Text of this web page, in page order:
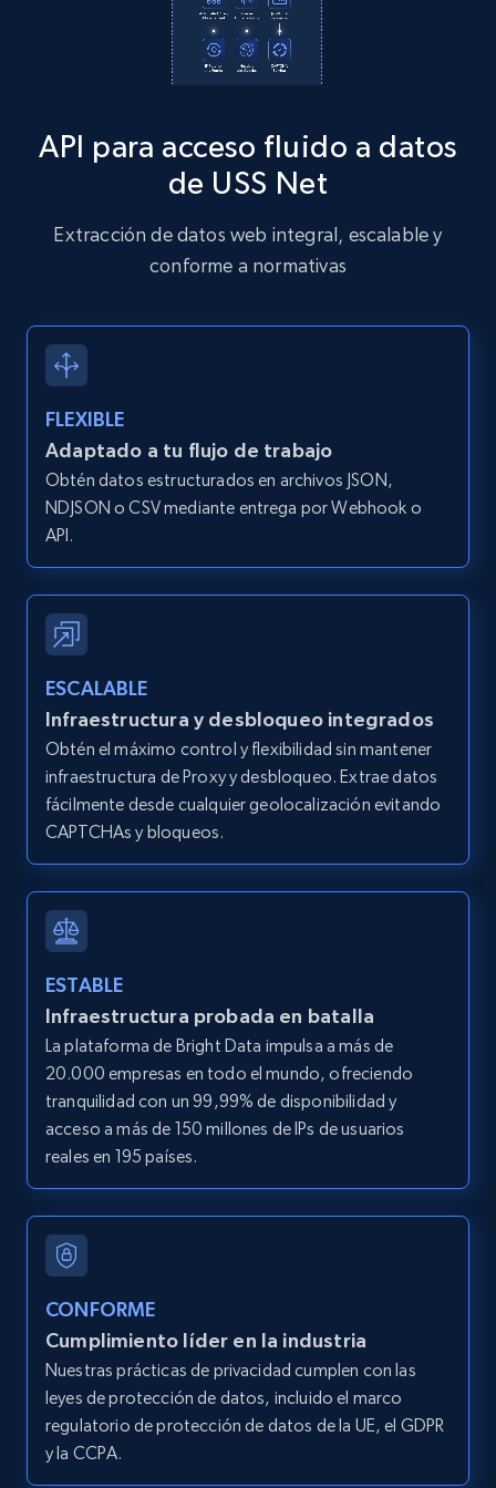
Zillow properties listing information
IsListingClaimedByCurrentSignedInUser,
IsCurrentSignedInAgentResponsible, Bedrooms,
1.3K+ Prueba gratuita
Zillow properties listing information -
type and status
Zpid, City, State, HomeStatus, Address,
IsListingClaimedByCurrentSignedInUser,
IsCurrentSignedInAgentResponsible, Bedrooms,
and more.
Zillow properties listing information -
Search by parameters on zillow and use the
direct link as input
Zpid, City, State, HomeStatus, Address,
IsListingClaimedByCurrentSignedInUser,
IsCurrentSignedInAgentResponsible, Bedrooms,
and more.
12K+
LinkedIn posts
URL, ID, User id, Use url, Title, Headline, Post
text, Date posted, and more.
11.3K+
LinkedIn posts - Discover user's articles by
URL
URL, ID, User id, Use url, Title, Headline, Post
text, Date posted, and more.
11.3K+ 1.5K+ Prueba gratuita
API para acceso fluido a datos
de USS Net
Extracción de datos web integral, escalable y
conforme a normativas
FLEXIBLE
Adaptado a tu flujo de trabajo
Obtén datos estructurados en archivos JSON,
NDJSON o CSV mediante entrega por Webhook o
API.
ESCALABLE
Infraestructura y desbloqueo integrados
Obtén el máximo control y flexibilidad sin mantener
infraestructura de Proxy y desbloqueo. Extrae datos
fácilmente desde cualquier geolocalización evitando
CAPTCHAs y bloqueos.
ESTABLE
Infraestructura probada en batalla
La plataforma de Bright Data impulsa a más de
20.000 empresas en todo el mundo, ofreciendo
tranquilidad con un 99,99% de disponibilidad y
acceso a más de 150 millones de IPs de usuarios
reales en 195 países.
CONFORME
Cumplimiento líder en la industria
Nuestras prácticas de privacidad cumplen con las
leyes de protección de datos, incluido el marco
regulatorio de protección de datos de la UE, el GDPR
y la CCPA.